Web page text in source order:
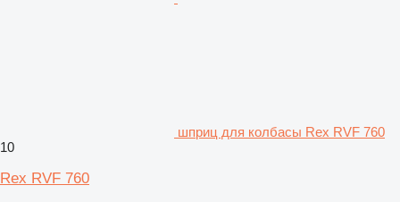
шприц для колбасы Rex RVF 760
10
Rex RVF 760